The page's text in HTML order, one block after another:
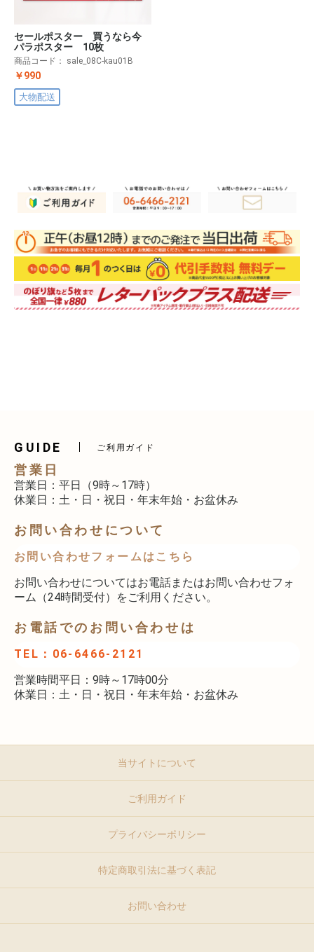
セールポスター 買うなら今
パラポスター 10枚
商品コード： sale_08C-kau01B
￥990
大物配送
GUIDE ご利用ガイド
営業日
営業日：平日（9時～17時）
休業日：土・日・祝日・年末年始・お盆休み
お問い合わせについて
お問い合わせフォームはこちら
お問い合わせについてはお電話またはお問い合わせフォ
ーム（24時間受付）をご利用ください。
お電話でのお問い合わせは
TEL：06-6466-2121
営業時間平日：9時～17時00分
休業日：土・日・祝日・年末年始・お盆休み
当サイトについて
ご利用ガイド
プライバシーポリシー
特定商取引法に基づく表記
お問い合わせ